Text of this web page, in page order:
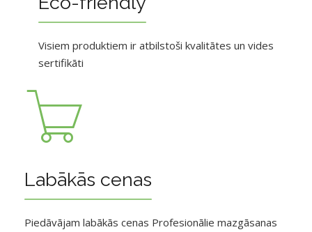
Visiem produktiem ir atbilstoši kvalitātes un vides
sertifikāti
Labākās cenas
Piedāvājam labākās cenas Profesionālie mazgāsanas